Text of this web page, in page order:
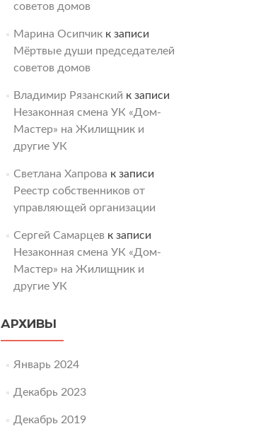
советов домов
Марина Осипчикк записи
Мёртвые души председателей
советов домов
Владимир Рязанский к записи
Незаконная смена УК «Дом-
Мастер» на Жилищник и
другие УК
Светлана Хапрова к записи
Реестр собственников от
управляющей организации
Сергей Самарцевк записи
Незаконная смена УК «Дом-
Мастер» на Жилищник и
другие УК
АРХИВЫ
Январь 2024
Декабрь 2023
Декабрь 2019